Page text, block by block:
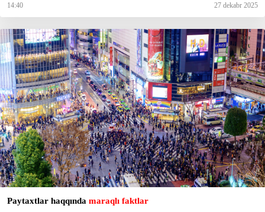
14:40 27 dekabr 2025
Paytaxtlar haqqında maraqlı faktlar